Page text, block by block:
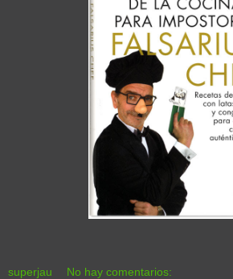
superjau No hay comentarios: